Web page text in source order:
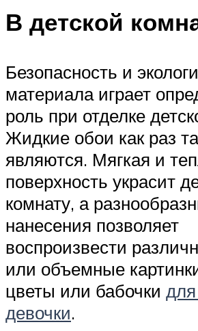
В детской
Безопасность и
материала играет
роль при отделке
Жидкие обои как раз
являются. Мягкая и
поверхность украсит
комнату, а
нанесения позволяет
воспроизвести
или объемные
цветы или бабочки
девочки.